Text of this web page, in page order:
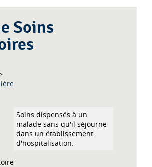
Soins
Soins dispensés à un
malade sans qu'il séjourne
dans un établissement
d'hospitalisation.